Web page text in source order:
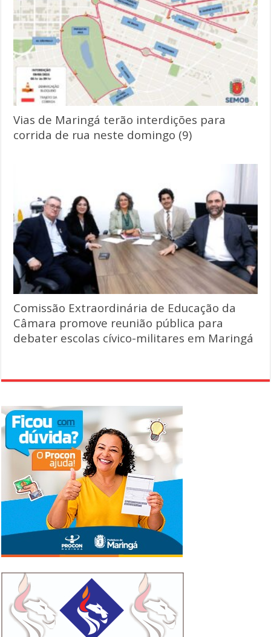
Vias de Maringá terão interdições para
corrida de rua neste domingo (9)
Comissão Extraordinária de Educação da
Câmara promove reunião pública para
debater escolas cívico-militares em Maringá